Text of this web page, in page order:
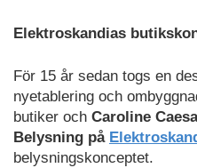
Elektroskandias
För 15 år sedan togs en
nyetablering och
butiker och Caroline
Belysning på
belysningskonceptet.